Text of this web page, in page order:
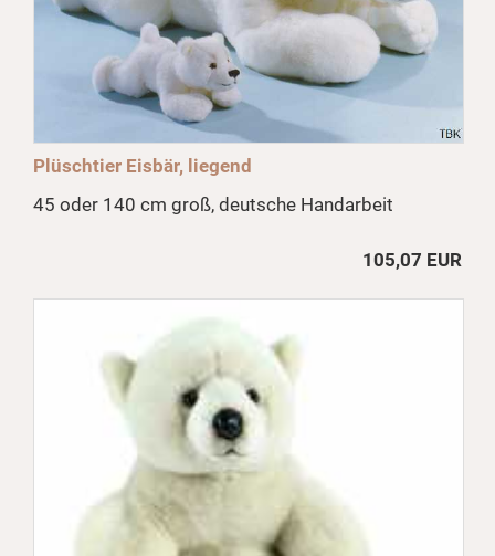
Plüschtier Eisbär, liegend
45 oder 140 cm groß, deutsche Handarbeit
105,07 EUR